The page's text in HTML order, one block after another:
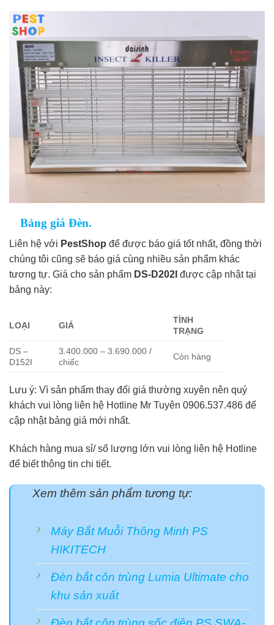
Bảng giá Đèn.
Liên hệ với PestShop để được báo giá tốt nhất, đồng thời
chúng tôi cũng sẽ báo giá cùng nhiều sản phẩm khác
tương tự. Giá cho sản phẩm DS-D202I được cập nhật tại
bảng này:
LOẠI GIÁ
TÌNH
TRẠNG
DS –
D152I
3.400.000 – 3.690.000 /
chiếc
Còn hàng
Lưu ý: Vì sản phẩm thay đổi giá thường xuyên nên quý
khách vui lòng liên hệ Hotline Mr Tuyên 0906.537.486 để
cập nhật bảng giá mới nhất.
Khách hàng mua sỉ/ số lượng lớn vui lòng liên hệ Hotline
để biết thông tin chi tiết.
Xem thêm sản phẩm tương tự:
Máy Bắt Muỗi Thông Minh PS
HIKITECH
Đèn bắt côn trùng Lumia Ultimate cho
khu sản xuất